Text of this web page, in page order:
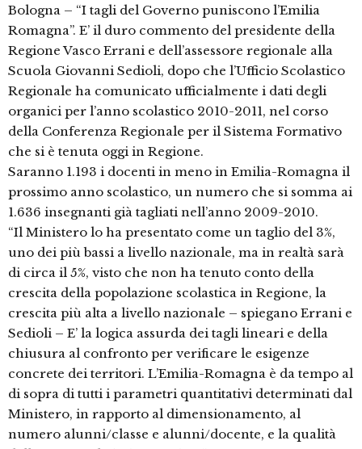
Bologna – “I tagli del Governo puniscono l’Emilia
Romagna”. E’ il duro commento del presidente della
Regione Vasco Errani e dell’assessore regionale alla
Scuola Giovanni Sedioli, dopo che l’Ufficio Scolastico
Regionale ha comunicato ufficialmente i dati degli
organici per l’anno scolastico 2010-2011, nel corso
della Conferenza Regionale per il Sistema Formativo
che si è tenuta oggi in Regione.
Saranno 1.193 i docenti in meno in Emilia-Romagna il
prossimo anno scolastico, un numero che si somma ai
1.636 insegnanti già tagliati nell’anno 2009-2010.
“Il Ministero lo ha presentato come un taglio del 3%,
uno dei più bassi a livello nazionale, ma in realtà sarà
di circa il 5%, visto che non ha tenuto conto della
crescita della popolazione scolastica in Regione, la
crescita più alta a livello nazionale – spiegano Errani e
Sedioli – E’ la logica assurda dei tagli lineari e della
chiusura al confronto per verificare le esigenze
concrete dei territori. L’Emilia-Romagna è da tempo al
di sopra di tutti i parametri quantitativi determinati dal
Ministero, in rapporto al dimensionamento, al
numero alunni/classe e alunni/docente, e la qualità